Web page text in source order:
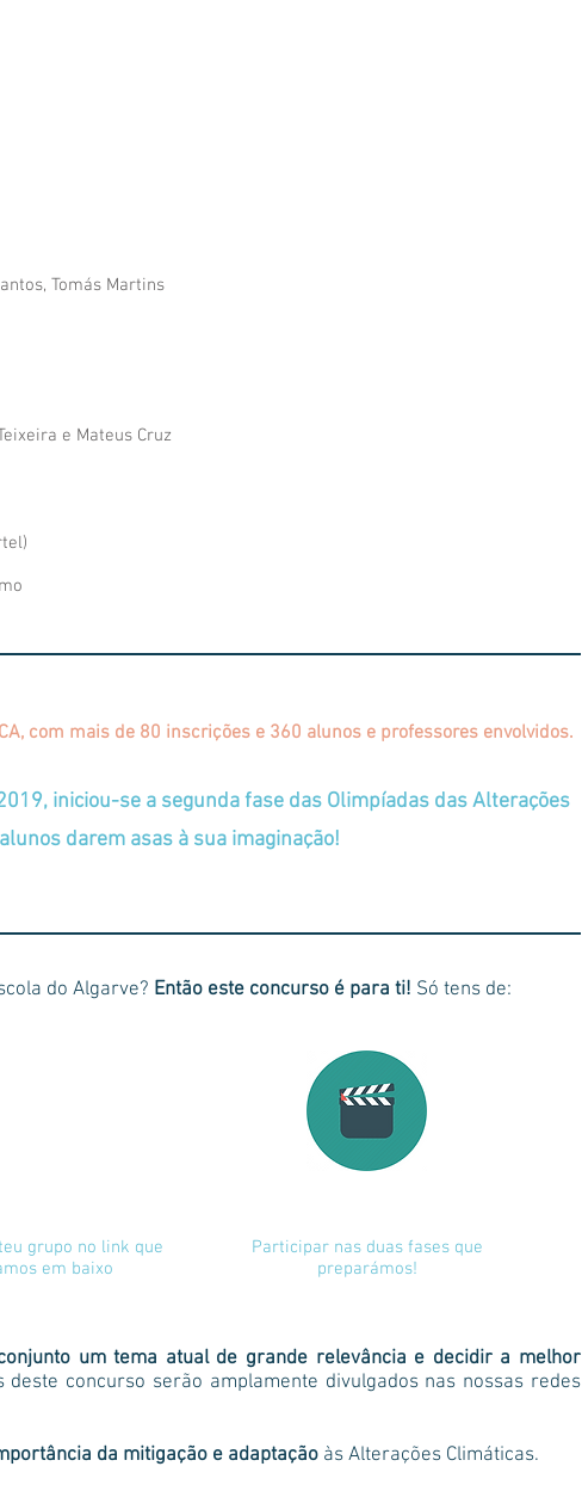
Tomás Martins
e Mateus Cruz
com mais de 80 inscrições e 360 alunos e professores envolvidos.
iniciou-se a segunda fase das Olimpíadas das Alterações
darem asas à sua imaginação!
do Algarve? Então este concurso é para ti! Só tens de:
grupo no link que
em baixo
Participar nas duas fases que
preparámos!
um tema atual de grande relevância e decidir a melhor
deste concurso serão amplamente divulgados nas nossas redes
da mitigação e adaptação às Alterações Climáticas.